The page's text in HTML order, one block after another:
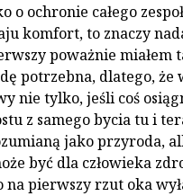
o ochronie całego
komfort, to znaczy
poważnie miałem
potrzebna, dlatego, że
nie tylko, jeśli coś
z samego bycia tu i
jako przyroda,
być dla człowieka
pierwszy rzut oka